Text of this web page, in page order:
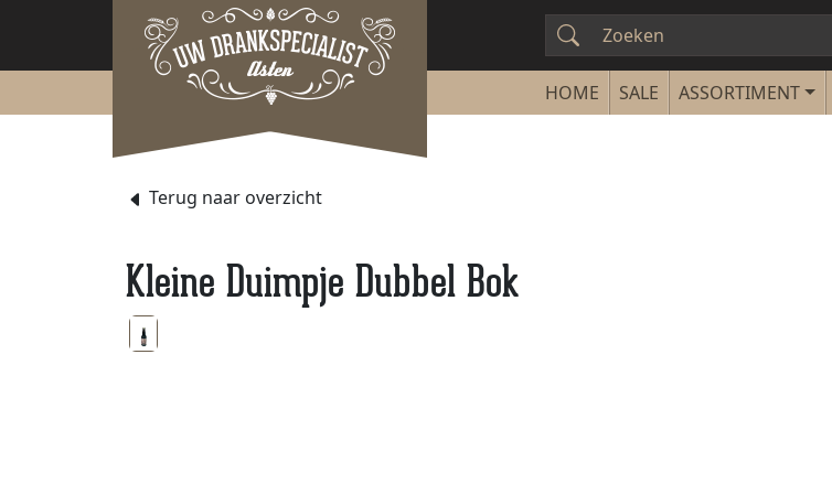
SALE ASSORTIMENT
Terug naar overzicht
Kleine Duimpje Dubbel Bok